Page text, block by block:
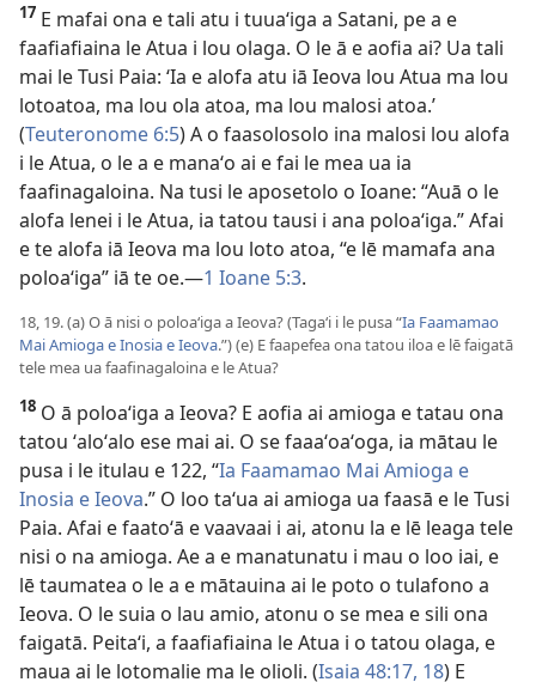
17 E mafai ona e tali atu i tuuaʻiga a Satani, pe a e
faafiafiaina le Atua i lou olaga. O le ā e aofia ai? Ua tali
mai le Tusi Paia: ʻIa e alofa atu iā Ieova lou Atua ma lou
lotoatoa, ma lou ola atoa, ma lou malosi atoa.’
(Teuteronome 6:5) A o faasolosolo ina malosi lou alofa
i le Atua, o le a e manaʻo ai e fai le mea ua ia
faafinagaloina. Na tusi le aposetolo o Ioane: “Auā o le
alofa lenei i le Atua, ia tatou tausi i ana poloaʻiga.” Afai
e te alofa iā Ieova ma lou loto atoa, “e lē mamafa ana
poloaʻiga” iā te oe.—1 Ioane 5:3.
18, 19. (a) O ā nisi o poloaʻiga a Ieova? (Tagaʻi i le pusa “Ia Faamamao
Mai Amioga e Inosia e Ieova.”) (e) E faapefea ona tatou iloa e lē faigatā
tele mea ua faafinagaloina e le Atua?
18 O ā poloaʻiga a Ieova? E aofia ai amioga e tatau ona
tatou ʻaloʻalo ese mai ai. O se faaaʻoaʻoga, ia mātau le
pusa i le itulau e 122, “Ia Faamamao Mai Amioga e
Inosia e Ieova.” O loo taʻua ai amioga ua faasā e le Tusi
Paia. Afai e faatoʻā e vaavaai i ai, atonu la e lē leaga tele
nisi o na amioga. Ae a e manatunatu i mau o loo iai, e
lē taumatea o le a e mātauina ai le poto o tulafono a
Ieova. O le suia o lau amio, atonu o se mea e sili ona
faigatā. Peitaʻi, a faafiafiaina le Atua i o tatou olaga, e
maua ai le lotomalie ma le olioli. (Isaia 48:17, 18) E